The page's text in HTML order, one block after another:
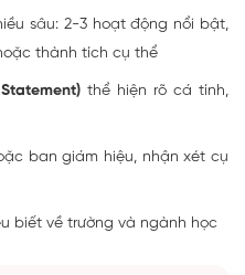
sâu: 2-3 hoạt động nổi bật,
thành tích cụ thể
thể hiện rõ cá tính,
ban giám hiệu, nhận xét cụ
biết về trường và ngành học